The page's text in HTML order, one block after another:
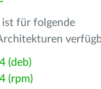
ist für folgende
(deb)
(rpm)